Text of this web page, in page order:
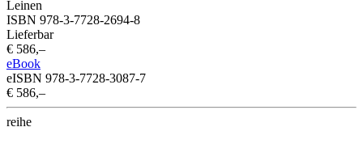
Leinen
ISBN 978-3-7728-2694-8
Lieferbar
€ 586,–
eBook
eISBN 978-3-7728-3087-7
€ 586,–
reihe